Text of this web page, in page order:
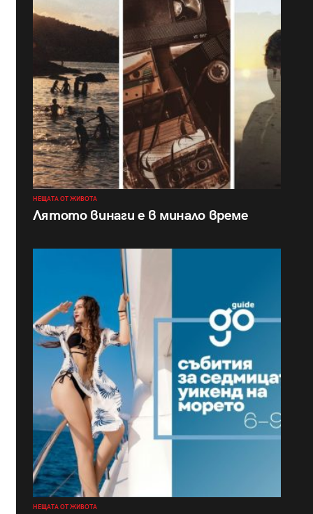
НЕЩАТА ОТ ЖИВОТА
Лятото винаги е в минало време
НЕЩАТА ОТ ЖИВОТА